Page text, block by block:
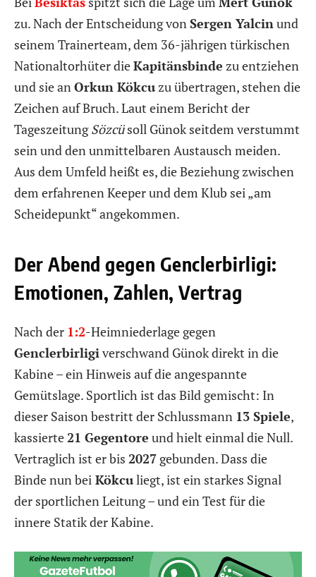
zu. Nach der Entscheidung vonSergen Yalcinund
seinem Trainerteam, dem 36-jährigen türkischen
Nationaltorhüter dieKapitänsbinde zu entziehen
und sie anOrkun Kökcuzu übertragen, stehen die
Zeichen auf Bruch. Laut einem Bericht der
TageszeitungSözcüsoll Günok seitdem verstummt
sein und den unmittelbaren Austausch meiden.
Aus dem Umfeld heißt es, die Beziehung zwischen
dem erfahrenen Keeper und dem Klub sei „am
Scheidepunkt“ angekommen.
Der Abend gegen Genclerbirligi:
Emotionen, Zahlen, Vertrag
Nach der 1:2-Heimniederlage gegen
Genclerbirligi verschwand Günok direkt in die
Kabine – ein Hinweis auf die angespannte
Gemütslage. Sportlich ist das Bild gemischt: In
dieser Saison bestritt der Schlussmann 13 Spiele,
kassierte 21 Gegentore und hielt einmal die Null.
Vertraglich ist er bis 2027 gebunden. Dass die
Binde nun bei Kökculiegt, ist ein starkes Signal
der sportlichen Leitung – und ein Test für die
innere Statik der Kabine.